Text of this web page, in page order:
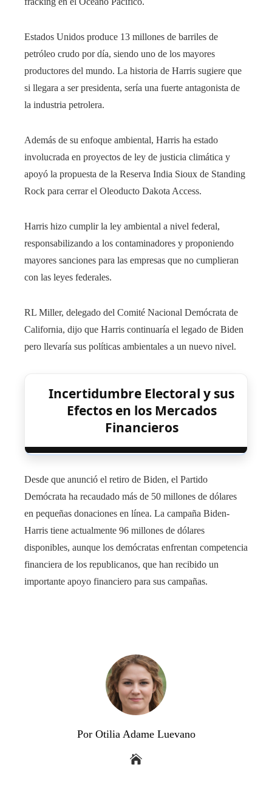
Estados Unidos produce 13 millones de barriles de
petróleo crudo por día, siendo uno de los mayores
productores del mundo. La historia de Harris sugiere que
si llegara a ser presidenta, sería una fuerte antagonista de
la industria petrolera.
Además de su enfoque ambiental, Harris ha estado
involucrada en proyectos de ley de justicia climática y
apoyó la propuesta de la Reserva India Sioux de Standing
Rock para cerrar el Oleoducto Dakota Access.
Harris hizo cumplir la ley ambiental a nivel federal,
responsabilizando a los contaminadores y proponiendo
mayores sanciones para las empresas que no cumplieran
con las leyes federales.
RL Miller, delegado del Comité Nacional Demócrata de
California, dijo que Harris continuaría el legado de Biden
pero llevaría sus políticas ambientales a un nuevo nivel.
Incertidumbre Electoral y sus
Efectos en los Mercados
Financieros
Desde que anunció el retiro de Biden, el Partido
Demócrata ha recaudado más de 50 millones de dólares
en pequeñas donaciones en línea. La campaña Biden-
Harris tiene actualmente 96 millones de dólares
disponibles, aunque los demócratas enfrentan competencia
financiera de los republicanos, que han recibido un
importante apoyo financiero para sus campañas.
Por Otilia Adame Luevano